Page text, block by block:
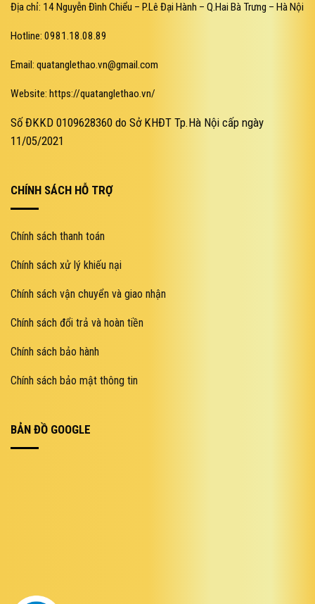
Địa chỉ: 14 Nguyễn Đình Chiểu – P.Lê Đại Hành – Q.Hai Bà Trưng – Hà Nội
Hotline: 0981.18.08.89
Email: quatanglethao.vn@gmail.com
Website: https://quatanglethao.vn/
Số ĐKKD 0109628360 do Sở KHĐT Tp.Hà Nội cấp ngày
11/05/2021
CHÍNH SÁCH HỖ TRỢ
Chính sách thanh toán
Chính sách xử lý khiếu nại
Chính sách vận chuyển và giao nhận
Chính sách đổi trả và hoàn tiền
Chính sách bảo hành
Chính sách bảo mật thông tin
BẢN ĐỒ GOOGLE